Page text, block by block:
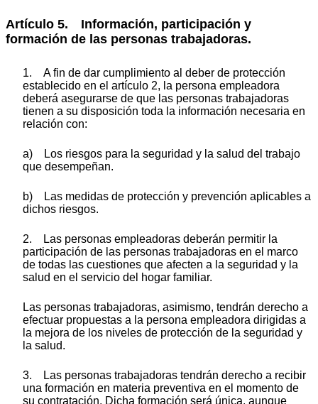
Artículo 5. Información, participación y
formación de las personas trabajadoras.
1. A fin de dar cumplimiento al deber de protección
establecido en el artículo 2, la persona empleadora
deberá asegurarse de que las personas trabajadoras
tienen a su disposición toda la información necesaria en
relación con:
a) Los riesgos para la seguridad y la salud del trabajo
que desempeñan.
b) Las medidas de protección y prevención aplicables a
dichos riesgos.
2. Las personas empleadoras deberán permitir la
participación de las personas trabajadoras en el marco
de todas las cuestiones que afecten a la seguridad y la
salud en el servicio del hogar familiar.
Las personas trabajadoras, asimismo, tendrán derecho a
efectuar propuestas a la persona empleadora dirigidas a
la mejora de los niveles de protección de la seguridad y
la salud.
3. Las personas trabajadoras tendrán derecho a recibir
una formación en materia preventiva en el momento de
su contratación. Dicha formación será única, aunque